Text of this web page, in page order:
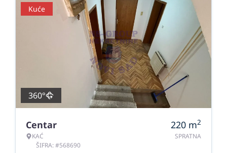
Kuće
360°
Centar
KAĆ
ŠIFRA: #568690
220 m2
SPRATNA